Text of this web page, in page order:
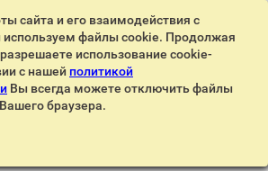
сайта и его взаимодействия с
файлы cookie. Продолжая
использование cookie-
с нашей политикой
Вы всегда можете отключить файлы
браузера.